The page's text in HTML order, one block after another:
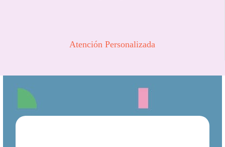
Atención Personalizada